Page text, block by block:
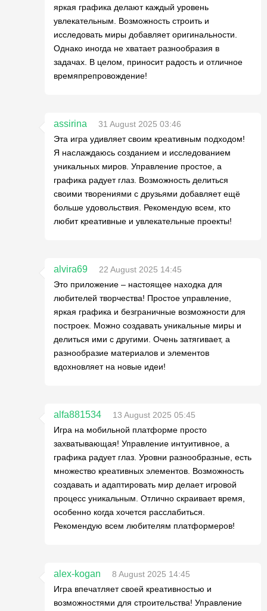
яркая графика делают каждый уровень
увлекательным. Возможность строить и
исследовать миры добавляет оригинальности.
Однако иногда не хватает разнообразия в
задачах. В целом, приносит радость и отличное
времяпрепровождение!
assirina
31 August 2025 03:46
Эта игра удивляет своим креативным подходом!
Я наслаждаюсь созданием и исследованием
уникальных миров. Управление простое, а
графика радует глаз. Возможность делиться
своими творениями с друзьями добавляет ещё
больше удовольствия. Рекомендую всем, кто
любит креативные и увлекательные проекты!
alvira69
22 August 2025 14:45
Это приложение – настоящее находка для
любителей творчества! Простое управление,
яркая графика и безграничные возможности для
построек. Можно создавать уникальные миры и
делиться ими с другими. Очень затягивает, а
разнообразие материалов и элементов
вдохновляет на новые идеи!
alfa881534
13 August 2025 05:45
Игра на мобильной платформе просто
захватывающая! Управление интуитивное, а
графика радует глаз. Уровни разнообразные, есть
множество креативных элементов. Возможность
создавать и адаптировать мир делает игровой
процесс уникальным. Отлично скраивает время,
особенно когда хочется расслабиться.
Рекомендую всем любителям платформеров!
alex-kogan
8 August 2025 14:45
Игра впечатляет своей креативностью и
возможностями для строительства! Управление